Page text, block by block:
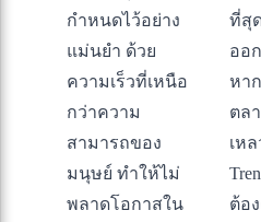
กำหนดไว้อย่าง
แม่นยำ ด้วย
ความเร็วที่เหนือ
กว่าความ
สามารถของ
มนุษย์ ทำให้ไม่
พลาดโอกาสใน
ที่สุ
ออ
หา
ตล
เห
ต้อ